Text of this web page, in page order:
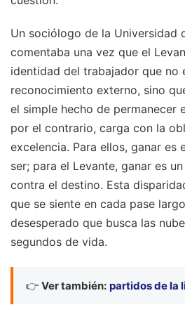
Un sociólogo de la Universidad
comentaba una vez que el
identidad del trabajador que no
reconocimiento externo, sino
el simple hecho de permanecer
por el contrario, carga con la
excelencia. Para ellos, ganar es
ser; para el Levante, ganar es
contra el destino. Esta
que se siente en cada pase
desesperado que busca las
segundos de vida.
👉 Ver también: partidos de la